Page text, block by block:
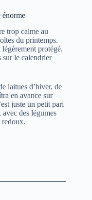
énorme
trop calme au
du printemps.
légèrement protégé,
sur le calendrier
laitues d’hiver, de
en avance sur
juste un petit pari
des légumes
redoux.